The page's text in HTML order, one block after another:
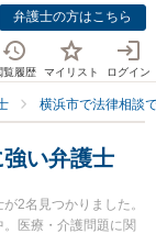
弁護士の方はこちら
覧履歴 マイリスト ログイン
横浜市で法律相談
い弁護士
2名見つかりました。
医療・介護問題に関